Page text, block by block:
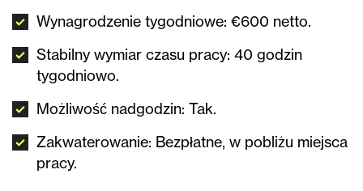
Wynagrodzenie tygodniowe: €600 netto.
Stabilny wymiar czasu pracy: 40 godzin
tygodniowo.
Możliwość nadgodzin: Tak.
Zakwaterowanie: Bezpłatne, w pobliżu miejsca
pracy.